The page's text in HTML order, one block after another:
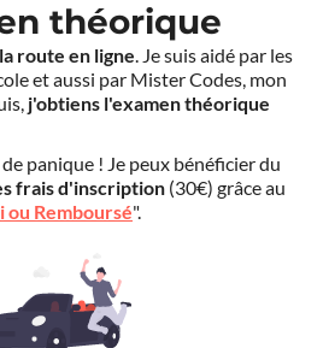
théorique
route en ligne. Je suis aidé par les
et aussi par Mister Codes, mon
j'obtiens l'examen théorique
panique ! Je peux bénéficier du
frais d'inscription (30€) grâce au
ou Remboursé".